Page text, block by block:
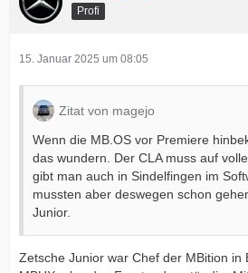
Profi
15. Januar 2025 um 08:05
Zitat von magejo
Wenn die MB.OS vor Premiere
das wundern. Der CLA muss auf
gibt man auch in Sindelfingen im
mussten aber deswegen schon
Junior.
Zetsche Junior war Chef der MBition in